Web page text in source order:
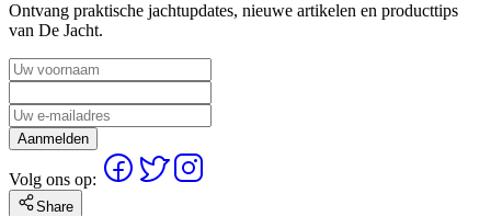
Ontvang praktische jachtupdates, nieuwe artikelen en producttips
van De Jacht.
Aanmelden
Volg ons op:
Share